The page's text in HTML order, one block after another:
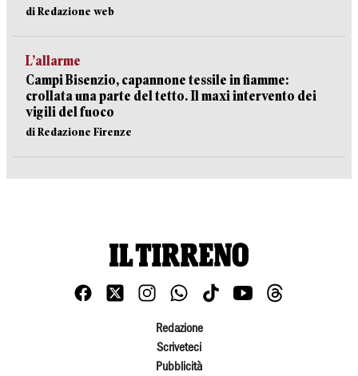
di Redazione web
L’allarme
Campi Bisenzio, capannone tessile in fiamme:
crollata una parte del tetto. Il maxi intervento dei
vigili del fuoco
di Redazione Firenze
Redazione
Scriveteci
Pubblicità